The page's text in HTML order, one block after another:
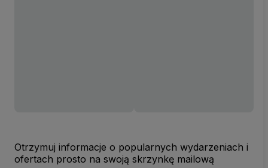
Otrzymuj informacje o popularnych wydarzeniach i
ofertach prosto na swoją skrzynkę mailową